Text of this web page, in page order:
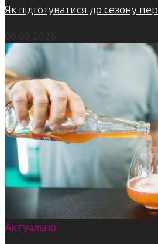
Як підготуватися до сезону
Актуально